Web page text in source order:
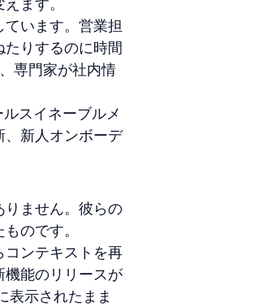
います。営業担
りするのに時間
専門家が社内情
スイネーブルメ
新人オンボーデ
ません。彼らの
のです。
ンテキストを再
能のリリースが
表示されたまま